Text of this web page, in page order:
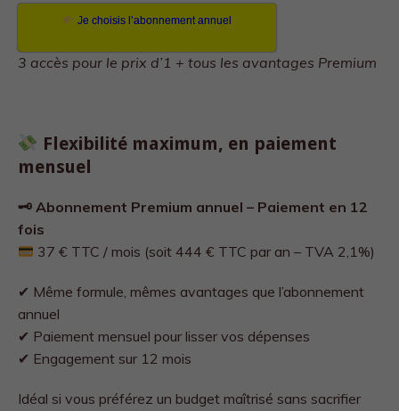
Je choisis l’abonnement annuel
3 accès pour le prix d’1 + tous les avantages Premium
Flexibilité maximum, en paiement
mensuel
🗝 Abonnement Premium annuel – Paiement en 12
fois
37 € TTC / mois (soit 444 € TTC par an – TVA 2,1%)
✔ Même formule, mêmes avantages que l’abonnement
annuel
✔ Paiement mensuel pour lisser vos dépenses
✔ Engagement sur 12 mois
Idéal si vous préférez un budget maîtrisé sans sacrifier